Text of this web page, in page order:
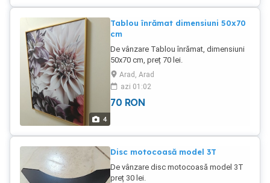
4
Tablou înrămat dimensiuni 50x70
cm
De vânzare Tablou înrămat, dimensiuni
50x70 cm, preț 70 lei.
Arad, Arad
azi 01:02
70 RON
Disc motocoasă model 3T
De vânzare disc motocoasă model 3T
preț 30 lei.